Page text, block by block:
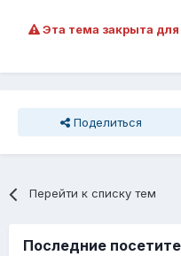
Эта тема закрыта
Поделиться
Перейти к списку тем
Последние